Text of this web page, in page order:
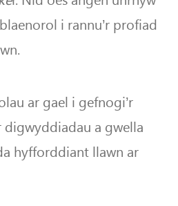
i rannu’r profiad
ar gael i gefnogi’r
digwyddiadau a gwella
hyfforddiant llawn ar